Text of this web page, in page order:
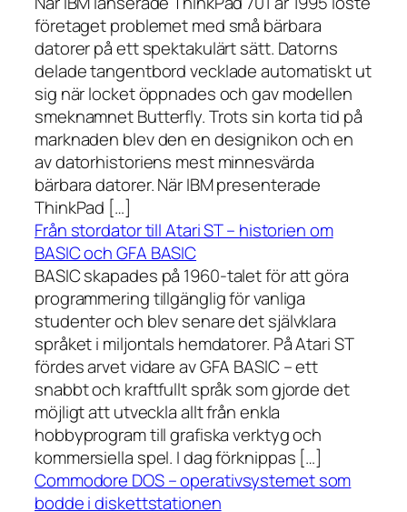
företaget problemet med små bärbara
datorer på ett spektakulärt sätt. Datorns
delade tangentbord vecklade automatiskt ut
sig när locket öppnades och gav modellen
smeknamnet Butterfly. Trots sin korta tid på
marknaden blev den en designikon och en
av datorhistoriens mest minnesvärda
bärbara datorer. När IBM presenterade
ThinkPad […]
Från stordator till Atari ST – historien om
BASIC och GFA BASIC
BASIC skapades på 1960-talet för att göra
programmering tillgänglig för vanliga
studenter och blev senare det självklara
språket i miljontals hemdatorer. På Atari ST
fördes arvet vidare av GFA BASIC – ett
snabbt och kraftfullt språk som gjorde det
möjligt att utveckla allt från enkla
hobbyprogram till grafiska verktyg och
kommersiella spel. I dag förknippas […]
Commodore DOS – operativsystemet som
bodde i diskettstationen